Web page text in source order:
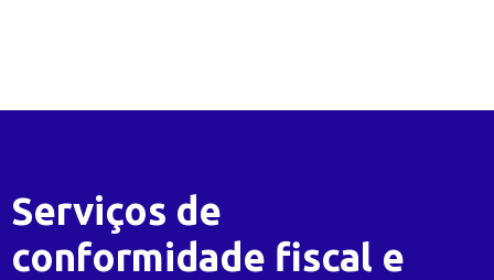
Serviços de
conformidade fiscal e